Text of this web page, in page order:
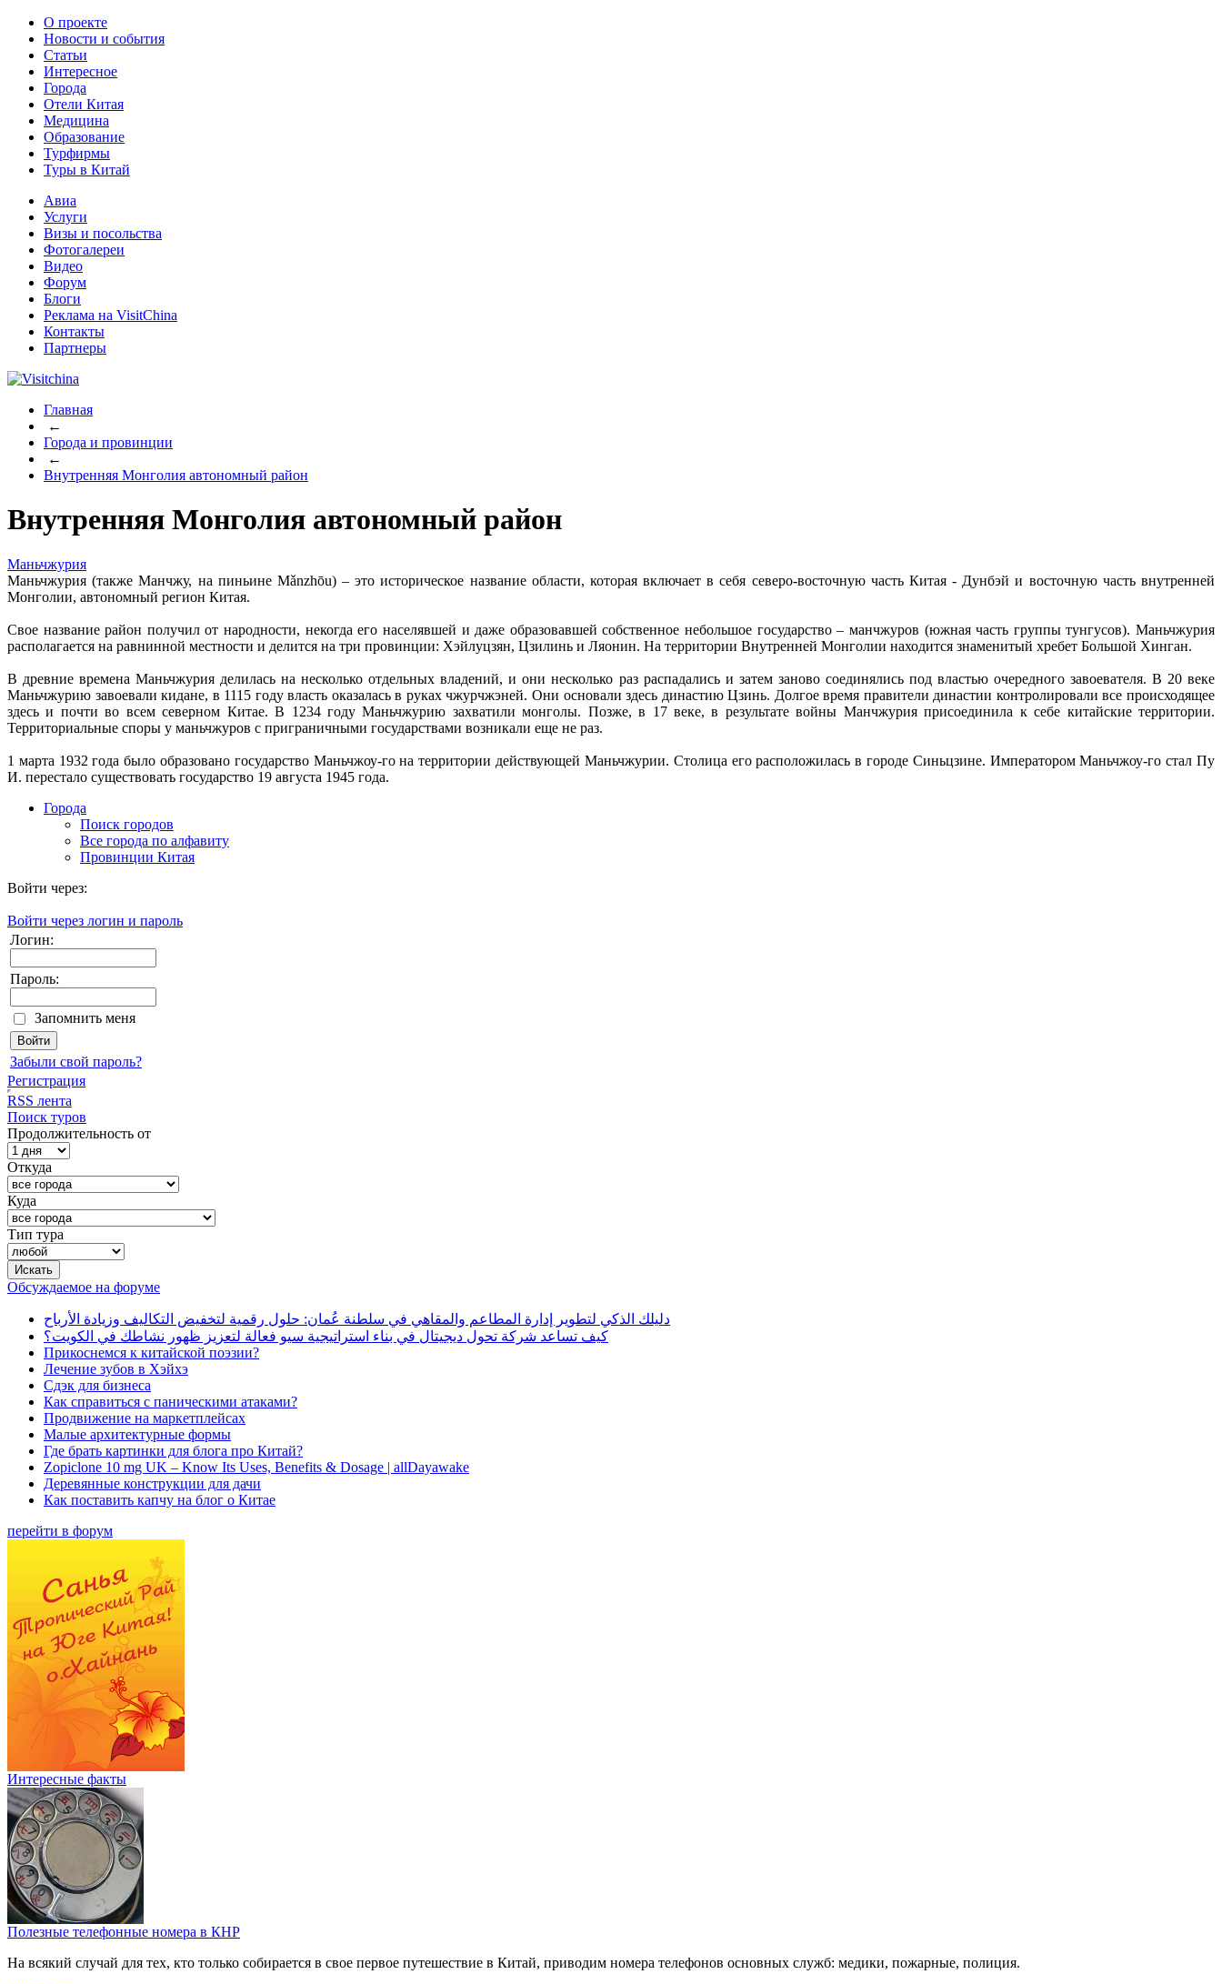
О проекте
Новости и события
Статьи
Интересное
Города
Отели Китая
Медицина
Образование
Турфирмы
Туры в Китай
Авиа
Услуги
Визы и посольства
Фотогалереи
Видео
Форум
Блоги
Реклама на VisitChina
Контакты
Партнеры
Главная
←
Города и провинции
←
Внутренняя Монголия автономный район
Внутренняя Монголия автономный район
Маньчжурия
Маньчжурия (также Манчжу, на пиньине Mǎnzhōu) – это историческое название области, которая включает в себя северо-восточную часть Китая - Дунбэй и восточную часть внутренней
Монголии, автономный регион Китая.
Свое название район получил от народности, некогда его населявшей и даже образовавшей собственное небольшое государство – манчжуров (южная часть группы тунгусов). Маньчжурия
располагается на равнинной местности и делится на три провинции: Хэйлуцзян, Цзилинь и Ляонин. На территории Внутренней Монголии находится знаменитый хребет Большой Хинган.
В древние времена Маньчжурия делилась на несколько отдельных владений, и они несколько раз распадались и затем заново соединялись под властью очередного завоевателя. В 20 веке
Маньчжурию завоевали кидане, в 1115 году власть оказалась в руках чжурчжэней. Они основали здесь династию Цзинь. Долгое время правители династии контролировали все происходящее
здесь и почти во всем северном Китае. В 1234 году Маньчжурию захватили монголы. Позже, в 17 веке, в результате войны Манчжурия присоединила к себе китайские территории.
Территориальные споры у маньчжуров с приграничными государствами возникали еще не раз.
1 марта 1932 года было образовано государство Маньчжоу-го на территории действующей Маньчжурии. Столица его расположилась в городе Синьцзине. Императором Маньчжоу-го стал Пу
И. перестало существовать государство 19 августа 1945 года.
Города
Поиск городов
Все города по алфавиту
Провинции Китая
Войти через:
Войти через логин и пароль
Логин:
Пароль:
Запомнить меня
Забыли свой пароль?
Регистрация
RSS лента
Поиск туров
Продолжительность от
Откуда
Куда
Тип тура
Обсуждаемое на форуме
دليلك الذكي لتطوير إدارة المطاعم والمقاهي في سلطنة عُمان: حلول رقمية لتخفيض التكاليف وزيادة الأرباح
كيف تساعد شركة تحول ديجيتال في بناء استراتيجية سيو فعالة لتعزيز ظهور نشاطك في الكويت؟
Прикоснемся к китайской поэзии?
Лечение зубов в Хэйхэ
Сдэк для бизнеса
Как справиться с паническими атаками?
Продвижение на маркетплейсах
Малые архитектурные формы
Где брать картинки для блога про Китай?
Zopiclone 10 mg UK – Know Its Uses, Benefits & Dosage | allDayawake
Деревянные конструкции для дачи
Как поставить капчу на блог о Китае
перейти в форум
Интересные факты
Полезные телефонные номера в КНР
На всякий случай для тех, кто только собирается в свое первое путешествие в Китай, приводим номера телефонов основных служб: медики, пожарные, полиция.